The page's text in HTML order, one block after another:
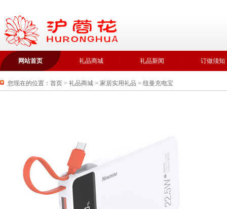
网站首页 礼品商城 礼品新闻 订做须知
您现在的位置： 首页 > 礼品商城 > 家居实用礼品 > 纽曼充电宝